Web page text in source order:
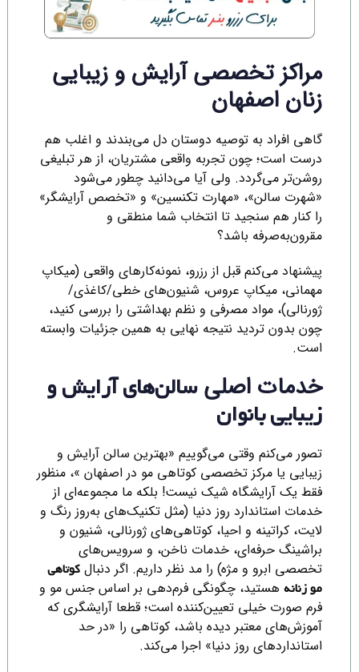
مراکز تخصصی آرایش و زیبایی
زنان اصفهان
گاهی افراد به توصیه دوستان دل می‌بندند و اغلب هم
درست است؛ چون تجربه واقعی مشتریان، از هر تبلیغی
روشن‌تر می‌گردد. ولی آیا می‌دانید چطور می‌شود
«شهرت سالن»، «مهارت تکنسین» و «تخصص آرایشگر»
را کنار هم سنجید تا انتخاب شما منطقی و
مقرون‌به‌صرفه باشد؟
پیشنهاد می‌کنم قبل از رزرو، نمونه‌کارهای واقعی (میکاپ
مهمانی، میکاپ عروس، شنیون‌های خطی/کاغذی/
ژورنالی)، مواد مصرفی و نظم بهداشتی را بررسی کنید،
چون بدون تردید نتیجه نهایی به همین جزئیات وابسته
است.
خدمات اصلیسالن‌های آرایش و
زیبایی بانوان
تصور می‌کنم وقتی می‌گوییم «بهترین سالن آرایش و
زیبایی یا مرکز تخصصی کوتاهی مو در اصفهان »، منظور
فقط یک آرایشگاه شیک نیست! بلکه ما مجموعه‌ای از
خدمات استاندارد روز دنیا (مثل تکنیک‌های به‌روز رنگ و
لایت، کراتینه و احیا، کوتاهی‌های ژورنالی، شنیون و
براشینگ حرفه‌ای، خدمات ناخن، و سرویس‌های
تخصصی ابرو و مژه) را مد نظر داریم. اگر دنبال کوتاهی
مو زنانه هستید، چگونگی فرم‌دهی بر اساس جنس مو و
فرم صورت خیلی تعیین‌کننده است؛ قطعا آرایشگری که
آموزش‌های معتبر دیده باشد، کوتاهی را «در حد
استانداردهای روز دنیا» اجرا می‌کند.